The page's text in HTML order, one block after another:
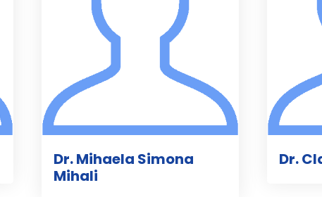
Dr. Mihaela Simona
Mihali
Dr.